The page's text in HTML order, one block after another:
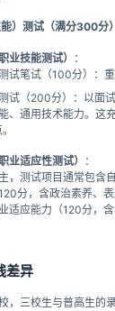
）测试（满分300分）​
业技能测试）​
​：
试笔试（100分）：重
试（200分）：以面
、通用技术能力。这
业适应性测试）​
​：
，测试项目通常包含
分，含政治素养、
适应能力（120分，
差异
，三校生与普高生的